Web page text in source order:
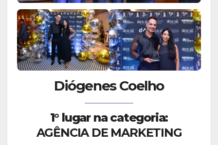
Diógenes Coelho
1° lugar na categoria:
AGÊNCIA DE MARKETING